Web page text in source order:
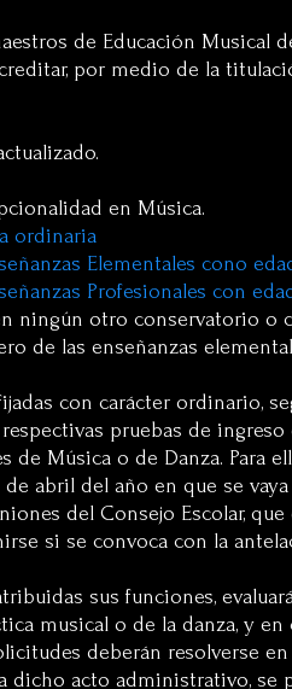
de Educación Musical
por medio de la
en Música.
ordinaria
Elementales cono
Profesionales con
ningún otro conservatorio o
de las enseñanzas
con carácter ordinario,
pruebas de
de Música o de Danza.
abril del año en que se
del Consejo Escolar,
si se convoca con la
sus funciones,
musical o de la danza, y
deberán resolverse
acto administrativo,